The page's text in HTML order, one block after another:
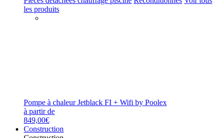
les produits
Pompe à chaleur Jetblack FI + Wifi by Poolex
à partir de
849,00€
Construction